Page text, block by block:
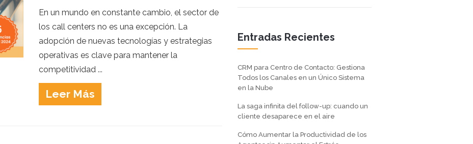
En un mundo en constante cambio, el sector de
los call centers no es una excepción. La
adopción de nuevas tecnologías y estrategias
operativas es clave para mantener la
competitividad ...
Leer Más
Entradas Recientes
CRM para Centro de Contacto: Gestiona
Todos los Canales en un Único Sistema
en la Nube
La saga infinita del follow-up: cuando un
cliente desaparece en el aire
Cómo Aumentar la Productividad de los